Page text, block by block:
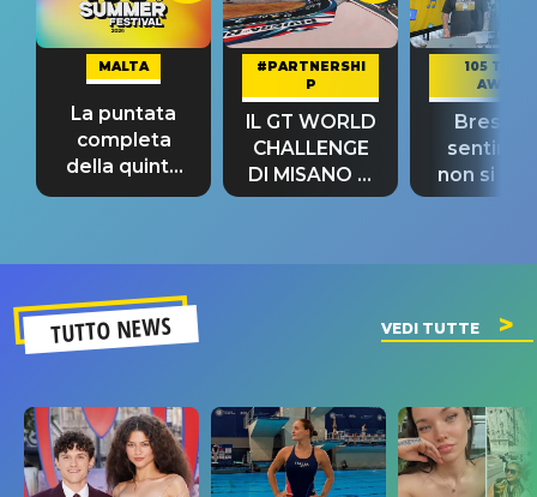
MALTA
La puntata
completa
della quinta
tappa
#PARTNERSHI
P
IL GT WORLD
CHALLENGE
DI MISANO si
riconferma
105 TAKE
AWAY
Bresh:
non si
fino alla
TUTTO NEWS VEDI TUTTE